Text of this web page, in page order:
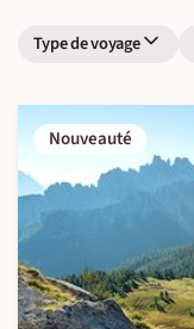
Type de voyage
Nouveauté